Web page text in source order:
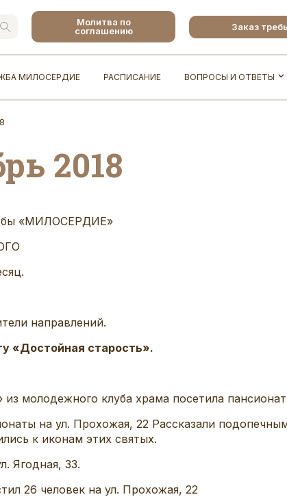
Молитва по
соглашению
Заказ
МИЛОСЕРДИЕ РАСПИСАНИЕ ВОПРОСЫ И ОТВЕТЫ
2018
«МИЛОСЕРДИЕ»
направлений.
«Достойная старость».
молодежного клуба храма посетила пансионат
на ул. Прохожая, 22 Рассказали
к иконам этих святых.
Ягодная, 33.
26 человек на ул. Прохожая, 22